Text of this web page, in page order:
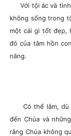
Với tội ác và
không sống trong
một cái gì tốt đẹp,
đó của tâm hồn
năng.
Có thể lắm,
đến Chúa và
rằng Chúa không